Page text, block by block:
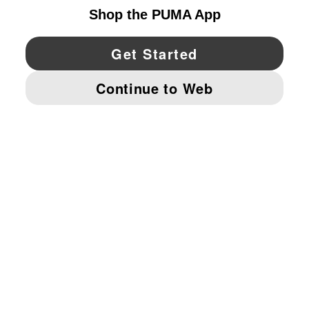
YouTube Twitter Pinterest
IMPRINT AND LEGAL DATA